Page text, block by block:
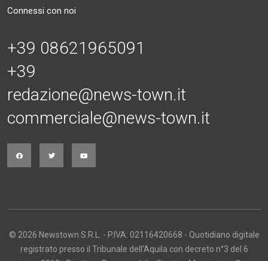
Connessi con noi
+39 08621965091
+39
redazione@news-town.it
commerciale@news-town.it
© 2026 Newstown S.R.L. - P.IVA: 02116420668 - Quotidiano digitale
registrato presso il Tribunale dell'Aquila con decreto n°3 del 6